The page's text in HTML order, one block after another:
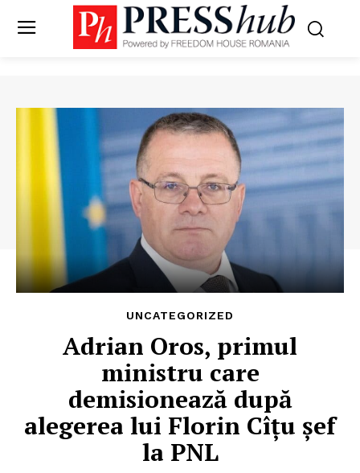
UNCATEGORIZED
Adrian Oros, primul
ministru care
demisionează după
alegerea lui Florin Cîțu șef
la PNL